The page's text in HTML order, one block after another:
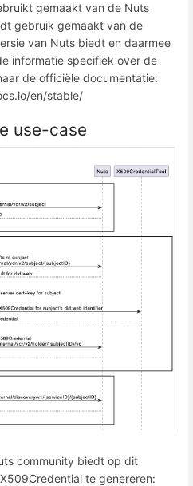
gemaakt van de Nuts
gebruik gemaakt van de
van Nuts biedt en daarmee
informatie specifiek over de
de officiële documentatie:
en/stable/
use-case
community biedt op dit
te genereren: